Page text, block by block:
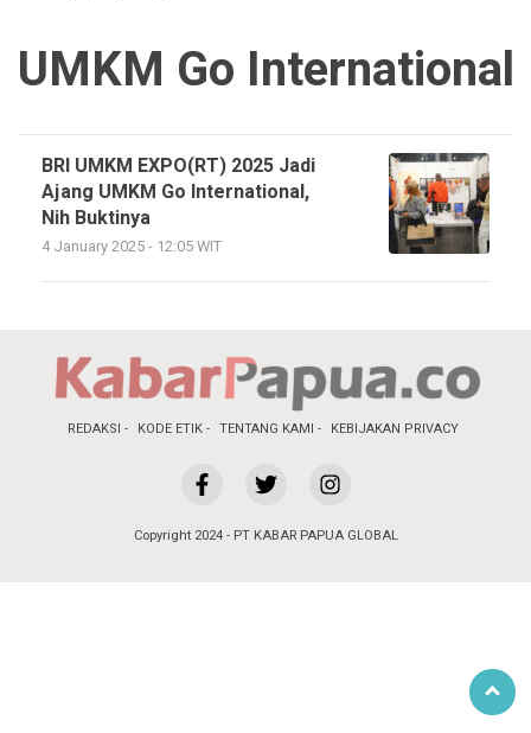
UMKM Go International
BRI UMKM EXPO(RT) 2025 Jadi
Ajang UMKM Go International,
Nih Buktinya
4 January 2025 - 12:05 WIT
REDAKSI KODE ETIK TENTANG KAMI KEBIJAKAN PRIVACY
Copyright 2024 - PT KABAR PAPUA GLOBAL